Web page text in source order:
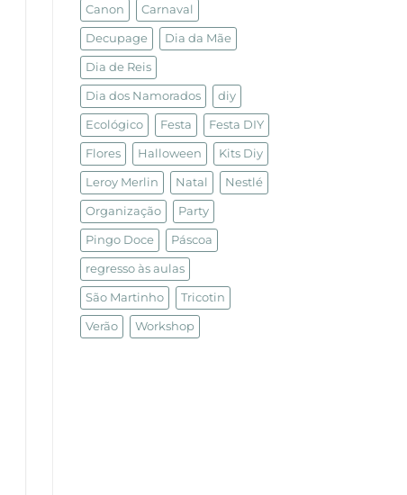
Canon Carnaval
Decupage Dia da Mãe
Dia de Reis
Dia dos Namorados diy
Ecológico Festa Festa DIY
Flores Halloween Kits Diy
Leroy Merlin Natal Nestlé
Organização Party
Pingo Doce Páscoa
regresso às aulas
São Martinho Tricotin
Verão Workshop